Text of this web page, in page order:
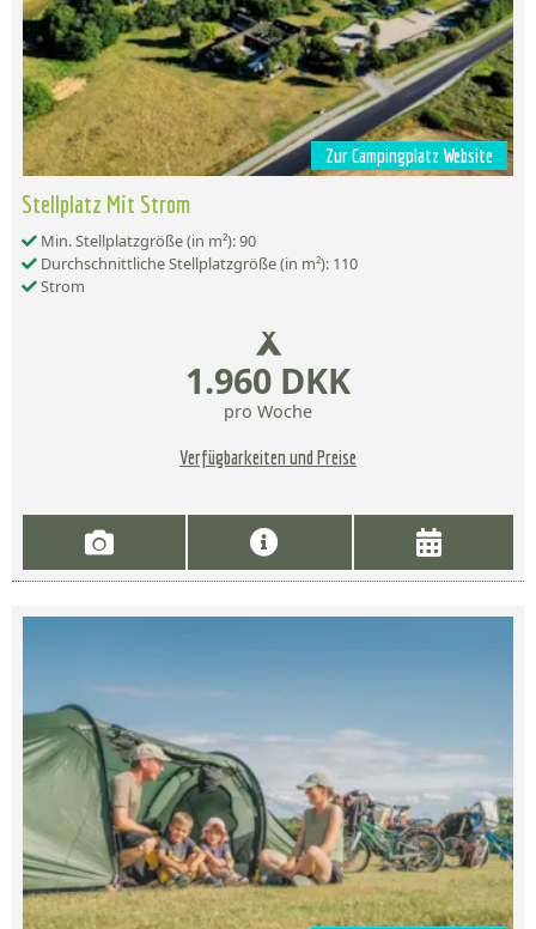
Zur Campingplatz Website
Stellplatz Mit Strom
Min. Stellplatzgröße (in m²): 90
Durchschnittliche Stellplatzgröße (in m²): 110
Strom
1.960 DKK
pro Woche
Verfügbarkeiten und Preise